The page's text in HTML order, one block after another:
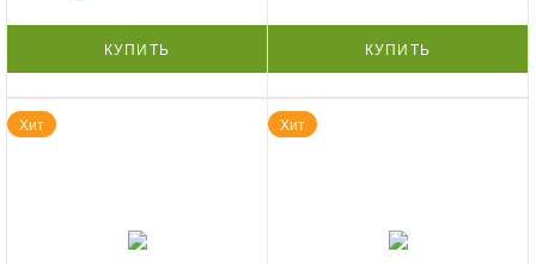
КУПИТЬ КУПИТЬ
Хит Хит